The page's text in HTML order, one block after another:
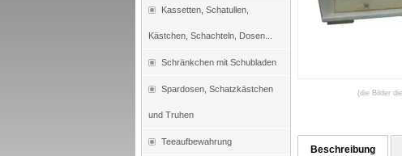
Kassetten, Schatullen,
Kästchen, Schachteln, Dosen...
Schränkchen mit Schubladen
Spardosen, Schatzkästchen
und Truhen
Teeaufbewahrung
(die Bilder
Beschreibung